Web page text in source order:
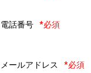
電話番号 *必須
メールアドレス *必須